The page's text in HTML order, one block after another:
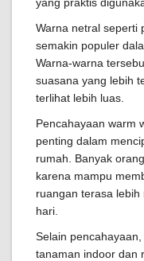
Warna netral seperti
semakin populer
Warna-warna
suasana yang lebih
terlihat lebih luas.
Pencahayaan warm
penting dalam
rumah. Banyak
karena mampu
ruangan terasa
hari.
Selain
tanaman indoor dan